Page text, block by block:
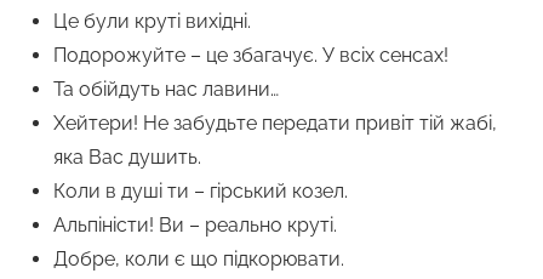
Це були круті вихідні.
Подорожуйте – це збагачує. У всіх сенсах!
Та обійдуть нас лавини…
Хейтери! Не забудьте передати привіт тій жабі,
яка Вас душить.
Коли в душі ти – гірський козел.
Альпіністи! Ви – реально круті.
Добре, коли є що підкорювати.